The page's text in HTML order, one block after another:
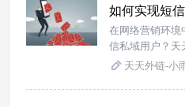
在网络营销环
信私域用户？
中，核心功能
用户接收短信
天天外链-小